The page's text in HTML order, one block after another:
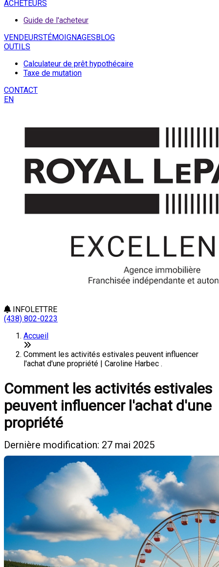
ACHETEURS
Guide de l'acheteur
VENDEURSTÉMOIGNAGESBLOG
OUTILS
Calculateur de prêt hypothécaire
Taxe de mutation
CONTACT
EN
INFOLETTRE
(438) 802-0223
Accueil
Comment les activités estivales peuvent influencer
l'achat d'une propriété | Caroline Harbec .
Comment les activités estivales
peuvent influencer l'achat d'une
propriété
Dernière modification: 27 mai 2025